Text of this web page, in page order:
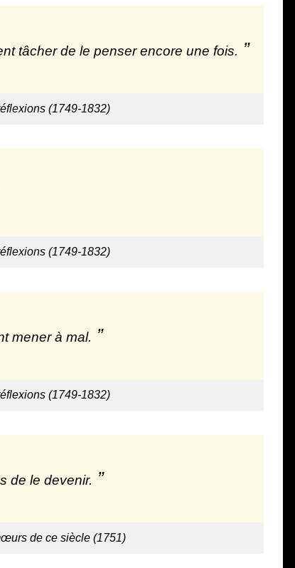
tâcher de le penser encore une fois.
(1749-1832)
(1749-1832)
mener à mal.
(1749-1832)
de le devenir.
de ce siècle (1751)